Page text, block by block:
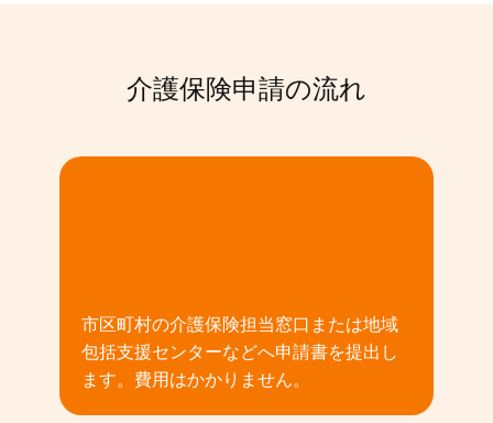
介護保険申請の流れ
市区町村の介護保険担当窓口または地域
包括支援センターなどへ申請書を提出し
ます。費用はかかりません。